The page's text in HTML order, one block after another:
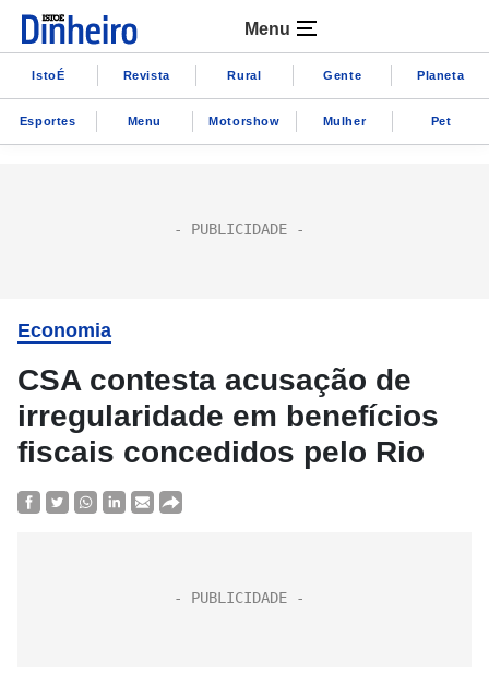
Menu
IstoÉ Revista Rural Gente Planeta
Esportes Menu Motorshow Mulher Pet
Economia
CSA contesta acusação de
irregularidade em benefícios
fiscais concedidos pelo Rio